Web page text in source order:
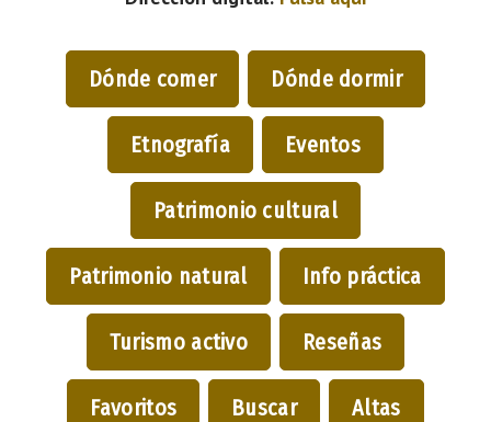
Dónde comer Dónde dormir
Etnografía Eventos
Patrimonio cultural
Patrimonio natural Info práctica
Turismo activo Reseñas
Favoritos Buscar Altas